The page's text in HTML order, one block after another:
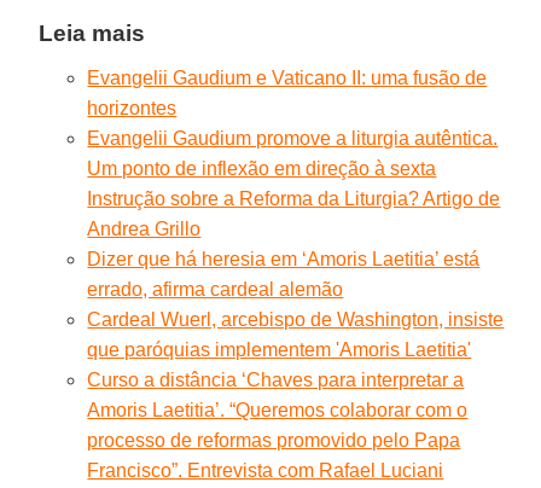
Leia mais
Evangelii Gaudium e Vaticano II: uma fusão de
horizontes
Evangelii Gaudium promove a liturgia autêntica.
Um ponto de inflexão em direção à sexta
Instrução sobre a Reforma da Liturgia? Artigo de
Andrea Grillo
Dizer que há heresia em ‘Amoris Laetitia’ está
errado, afirma cardeal alemão
Cardeal Wuerl, arcebispo de Washington, insiste
que paróquias implementem 'Amoris Laetitia'
Curso a distância ‘Chaves para interpretar a
Amoris Laetitia’. “Queremos colaborar com o
processo de reformas promovido pelo Papa
Francisco”. Entrevista com Rafael Luciani